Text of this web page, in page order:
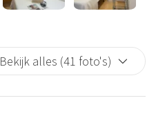
Bekijk alles (41 foto's)